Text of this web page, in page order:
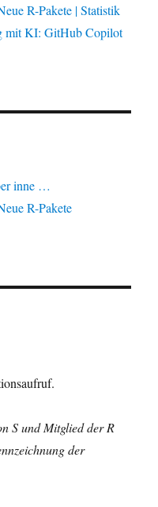
R-Pakete | Statistik
mit KI: GitHub Copilot
inne …
R-Pakete
S und Mitglied der R
der